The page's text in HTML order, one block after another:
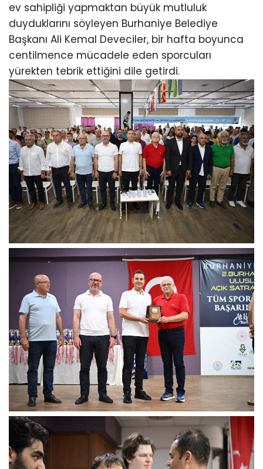
ev sahipliği yapmaktan büyük mutluluk
duyduklarını söyleyen Burhaniye Belediye
Başkanı Ali Kemal Deveciler, bir hafta boyunca
centilmence mücadele eden sporcuları
yürekten tebrik ettiğini dile getirdi.